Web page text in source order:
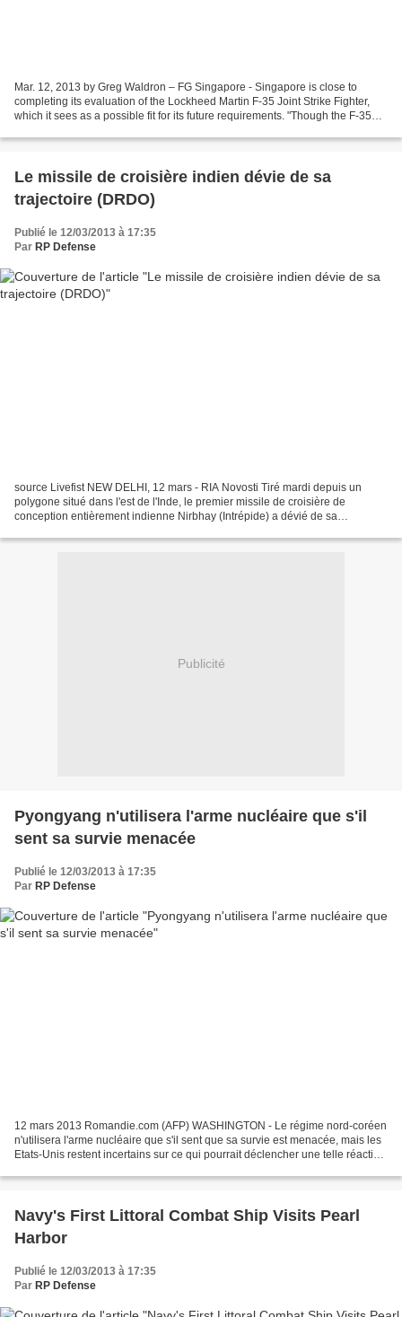
Mar. 12, 2013 by Greg Waldron – FG Singapore - Singapore is close to
completing its evaluation of the Lockheed Martin F-35 Joint Strike Fighter,
which it sees as a possible fit for its future requirements. "Though the F-35
Le missile de croisière indien dévie de sa
trajectoire (DRDO)
Publié le 12/03/2013 à 17:35
Par RP Defense
source Livefist NEW DELHI, 12 mars - RIA Novosti Tiré mardi depuis un
polygone situé dans l'est de l'Inde, le premier missile de croisière de
conception entièrement indienne Nirbhay (Intrépide) a dévié de sa
Publicité
Pyongyang n'utilisera l'arme nucléaire que s'il
sent sa survie menacée
Publié le 12/03/2013 à 17:35
Par RP Defense
12 mars 2013 Romandie.com (AFP) WASHINGTON - Le régime nord-coréen
n'utilisera l'arme nucléaire que s'il sent que sa survie est menacée, mais les
Etats-Unis restent incertains sur ce qui pourrait déclencher une telle réaction
Navy's First Littoral Combat Ship Visits Pearl
Harbor
Publié le 12/03/2013 à 17:35
Par RP Defense